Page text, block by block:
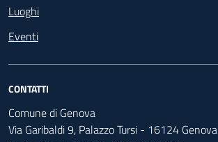
Luoghi
Eventi
CONTATTI
Comune di Genova
Via Garibaldi 9, Palazzo Tursi - 16124 Genova